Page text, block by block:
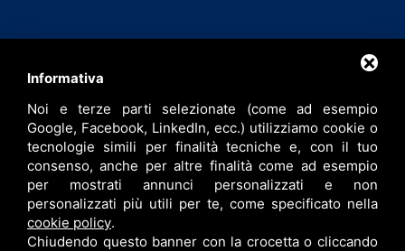
info@bfspa.it
+39 0532 836102
Lavora con noi
Informativa
Noi e terze parti selezionate (come ad esempio
Google, Facebook, LinkedIn, ecc.) utilizziamo cookie o
tecnologie simili per finalità tecniche e, con il tuo
consenso, anche per altre finalità come ad esempio
per mostrati annunci personalizzati e non
personalizzati più utili per te, come specificato nella
cookie policy.
Chiudendo questo banner con la crocetta o cliccando